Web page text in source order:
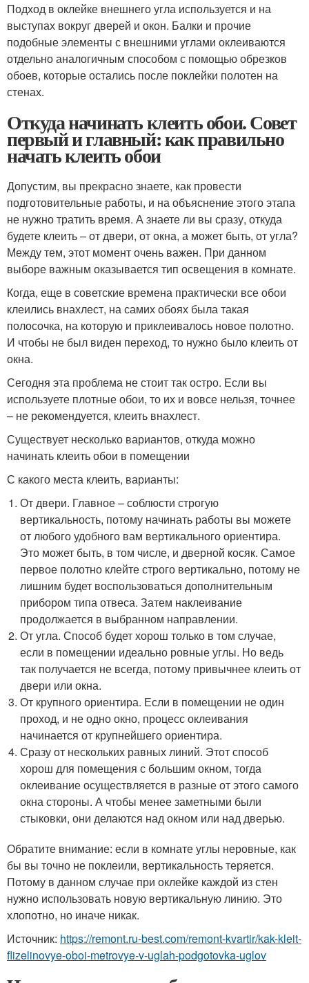
Подход в оклейке внешнего угла используется и на
выступах вокруг дверей и окон. Балки и прочие
подобные элементы с внешними углами оклеиваются
отдельно аналогичным способом с помощью обрезков
обоев, которые остались после поклейки полотен на
стенах.
Откуда начинать клеить обои. Совет
первый и главный: как правильно
начать клеить обои
Допустим, вы прекрасно знаете, как провести
подготовительные работы, и на объяснение этого этапа
не нужно тратить время. А знаете ли вы сразу, откуда
будете клеить – от двери, от окна, а может быть, от угла?
Между тем, этот момент очень важен. При данном
выборе важным оказывается тип освещения в комнате.
Когда, еще в советские времена практически все обои
клеились внахлест, на самих обоях была такая
полосочка, на которую и приклеивалось новое полотно.
И чтобы не был виден переход, то нужно было клеить от
окна.
Сегодня эта проблема не стоит так остро. Если вы
используете плотные обои, то их и вовсе нельзя, точнее
– не рекомендуется, клеить внахлест.
Существует несколько вариантов, откуда можно
начинать клеить обои в помещении
С какого места клеить, варианты:
От двери. Главное – соблюсти строгую
вертикальность, потому начинать работы вы можете
от любого удобного вам вертикального ориентира.
Это может быть, в том числе, и дверной косяк. Самое
первое полотно клейте строго вертикально, потому не
лишним будет воспользоваться дополнительным
прибором типа отвеса. Затем наклеивание
продолжается в выбранном направлении.
От угла. Способ будет хорош только в том случае,
если в помещении идеально ровные углы. Но ведь
так получается не всегда, потому привычнее клеить от
двери или окна.
От крупного ориентира. Если в помещении не один
проход, и не одно окно, процесс оклеивания
начинается от крупнейшего ориентира.
Сразу от нескольких равных линий. Этот способ
хорош для помещения с большим окном, тогда
оклеивание осуществляется в разные от этого самого
окна стороны. А чтобы менее заметными были
стыковки, они делаются над окном или над дверью.
Обратите внимание: если в комнате углы неровные, как
бы вы точно не поклеили, вертикальность теряется.
Потому в данном случае при оклейке каждой из стен
нужно использовать новую вертикальную линию. Это
хлопотно, но иначе никак.
Источник: https://remont.ru-best.com/remont-kvartir/kak-kleit-
flizelinovye-oboi-metrovye-v-uglah-podgotovka-uglov